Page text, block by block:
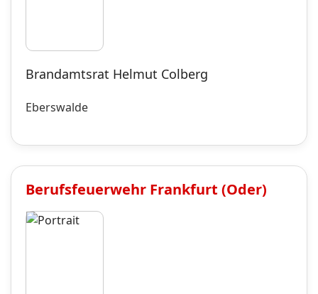
Brandamtsrat Helmut Colberg
Eberswalde
Berufsfeuerwehr Frankfurt (Oder)